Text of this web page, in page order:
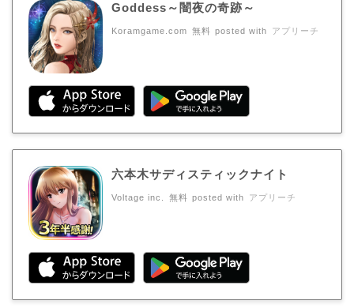
Goddess～闇夜の奇跡～
Koramgame.com 無料 posted with アプリーチ
六本木サディスティックナイト
Voltage inc. 無料 posted with アプリーチ